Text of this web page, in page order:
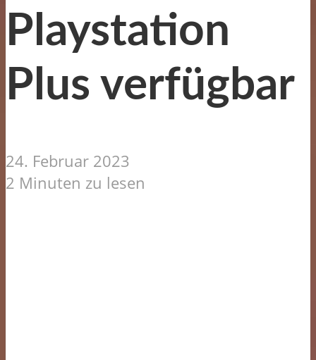
Playstation
Plus verfügbar
24. Februar 2023
2 Minuten zu lesen